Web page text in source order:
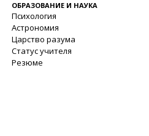
ОБРАЗОВАНИЕ И НАУКА
Психология
Астрономия
Царство разума
Статус учителя
Резюме